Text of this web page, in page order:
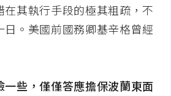
在其執行手段的極其粗疏，不
日。美國前國務卿基辛格曾經
一些，僅僅答應擔保波蘭東面